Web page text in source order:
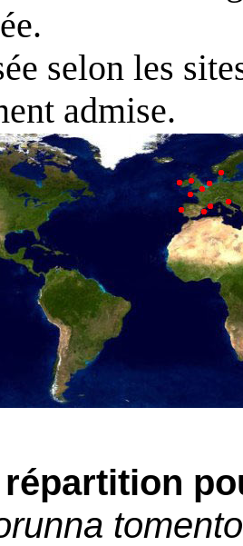
selon les
admise.
répartition